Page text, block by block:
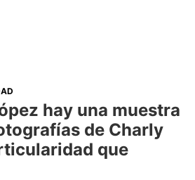
hay una muestra
de Charly
que